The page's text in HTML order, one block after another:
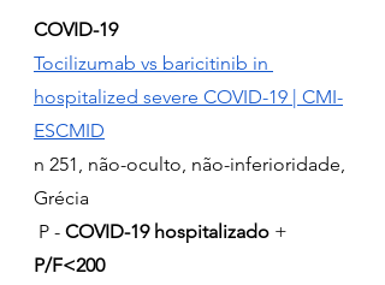
COVID-19
Tocilizumab vs baricitinib in
hospitalized severe COVID-19 | CMI-
ESCMID
n 251, não-oculto, não-inferioridade,
Grécia
P - COVID-19 hospitalizado +
P/F<200